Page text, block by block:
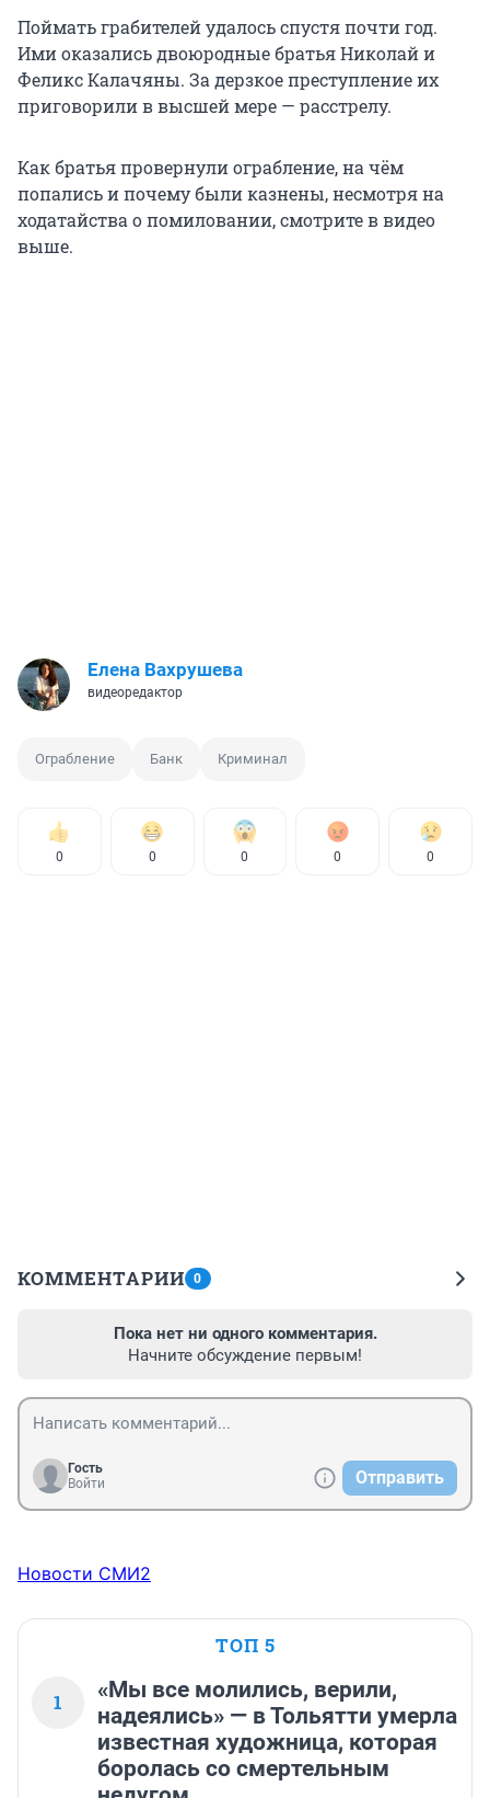
Поймать грабителей удалось спустя почти год.
Ими оказались двоюродные братья Николай и
Феликс Калачяны. За дерзкое преступление их
приговорили в высшей мере — расстрелу.
Как братья провернули ограбление, на чём
попались и почему были казнены, несмотря на
ходатайства о помиловании, смотрите в видео
выше.
Елена Вахрушева
видеоредактор
Ограбление Банк Криминал
0 0 0 0 0
КОММЕНТАРИИ 0
Пока нет ни одного комментария.
Начните обсуждение первым!
Гость
Войти
Отправить
Новости СМИ2
ТОП 5
1
«Мы все молились, верили,
надеялись» — в Тольятти умерла
известная художница, которая
боролась со смертельным